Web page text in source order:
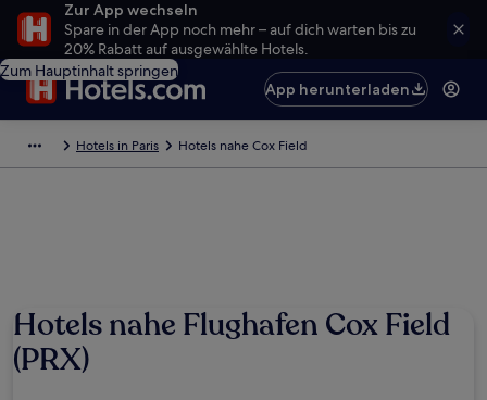
Zur App wechseln
Spare in der App noch mehr – auf dich warten bis zu
20% Rabatt auf ausgewählte Hotels.
Zum Hauptinhalt springen
App herunterladen
Hotels in Paris Hotels nahe Cox Field
Hotels nahe Flughafen Cox Field
(PRX)